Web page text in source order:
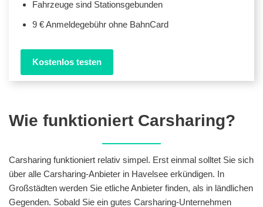
Fahrzeuge sind Stationsgebunden
9 € Anmeldegebühr ohne BahnCard
Kostenlos testen
Wie funktioniert Carsharing?
Carsharing funktioniert relativ simpel. Erst einmal solltet Sie sich
über alle Carsharing-Anbieter in Havelsee erkündigen. In
Großstädten werden Sie etliche Anbieter finden, als in ländlichen
Gegenden. Sobald Sie ein gutes Carsharing-Unternehmen